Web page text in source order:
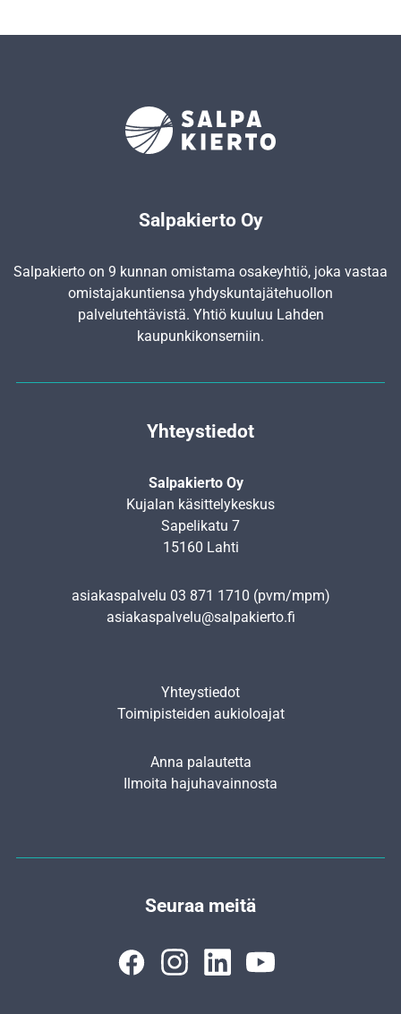
Salpakierto Oy
Salpakierto on 9 kunnan omistama osakeyhtiö, joka vastaa
omistajakuntiensa yhdyskunta­jätehuollon
palvelutehtävistä. Yhtiö kuuluu Lahden
kaupunkikonserniin.
Yhteystiedot
Salpakierto Oy
Kujalan käsittelykeskus
Sapelikatu 7
15160 Lahti
asiakaspalvelu 03 871 1710 (pvm/mpm)
asiakaspalvelu@salpakierto.fi
Yhteystiedot
Toimipisteiden aukioloajat
Anna palautetta
Ilmoita hajuhavainnosta
Seuraa meitä